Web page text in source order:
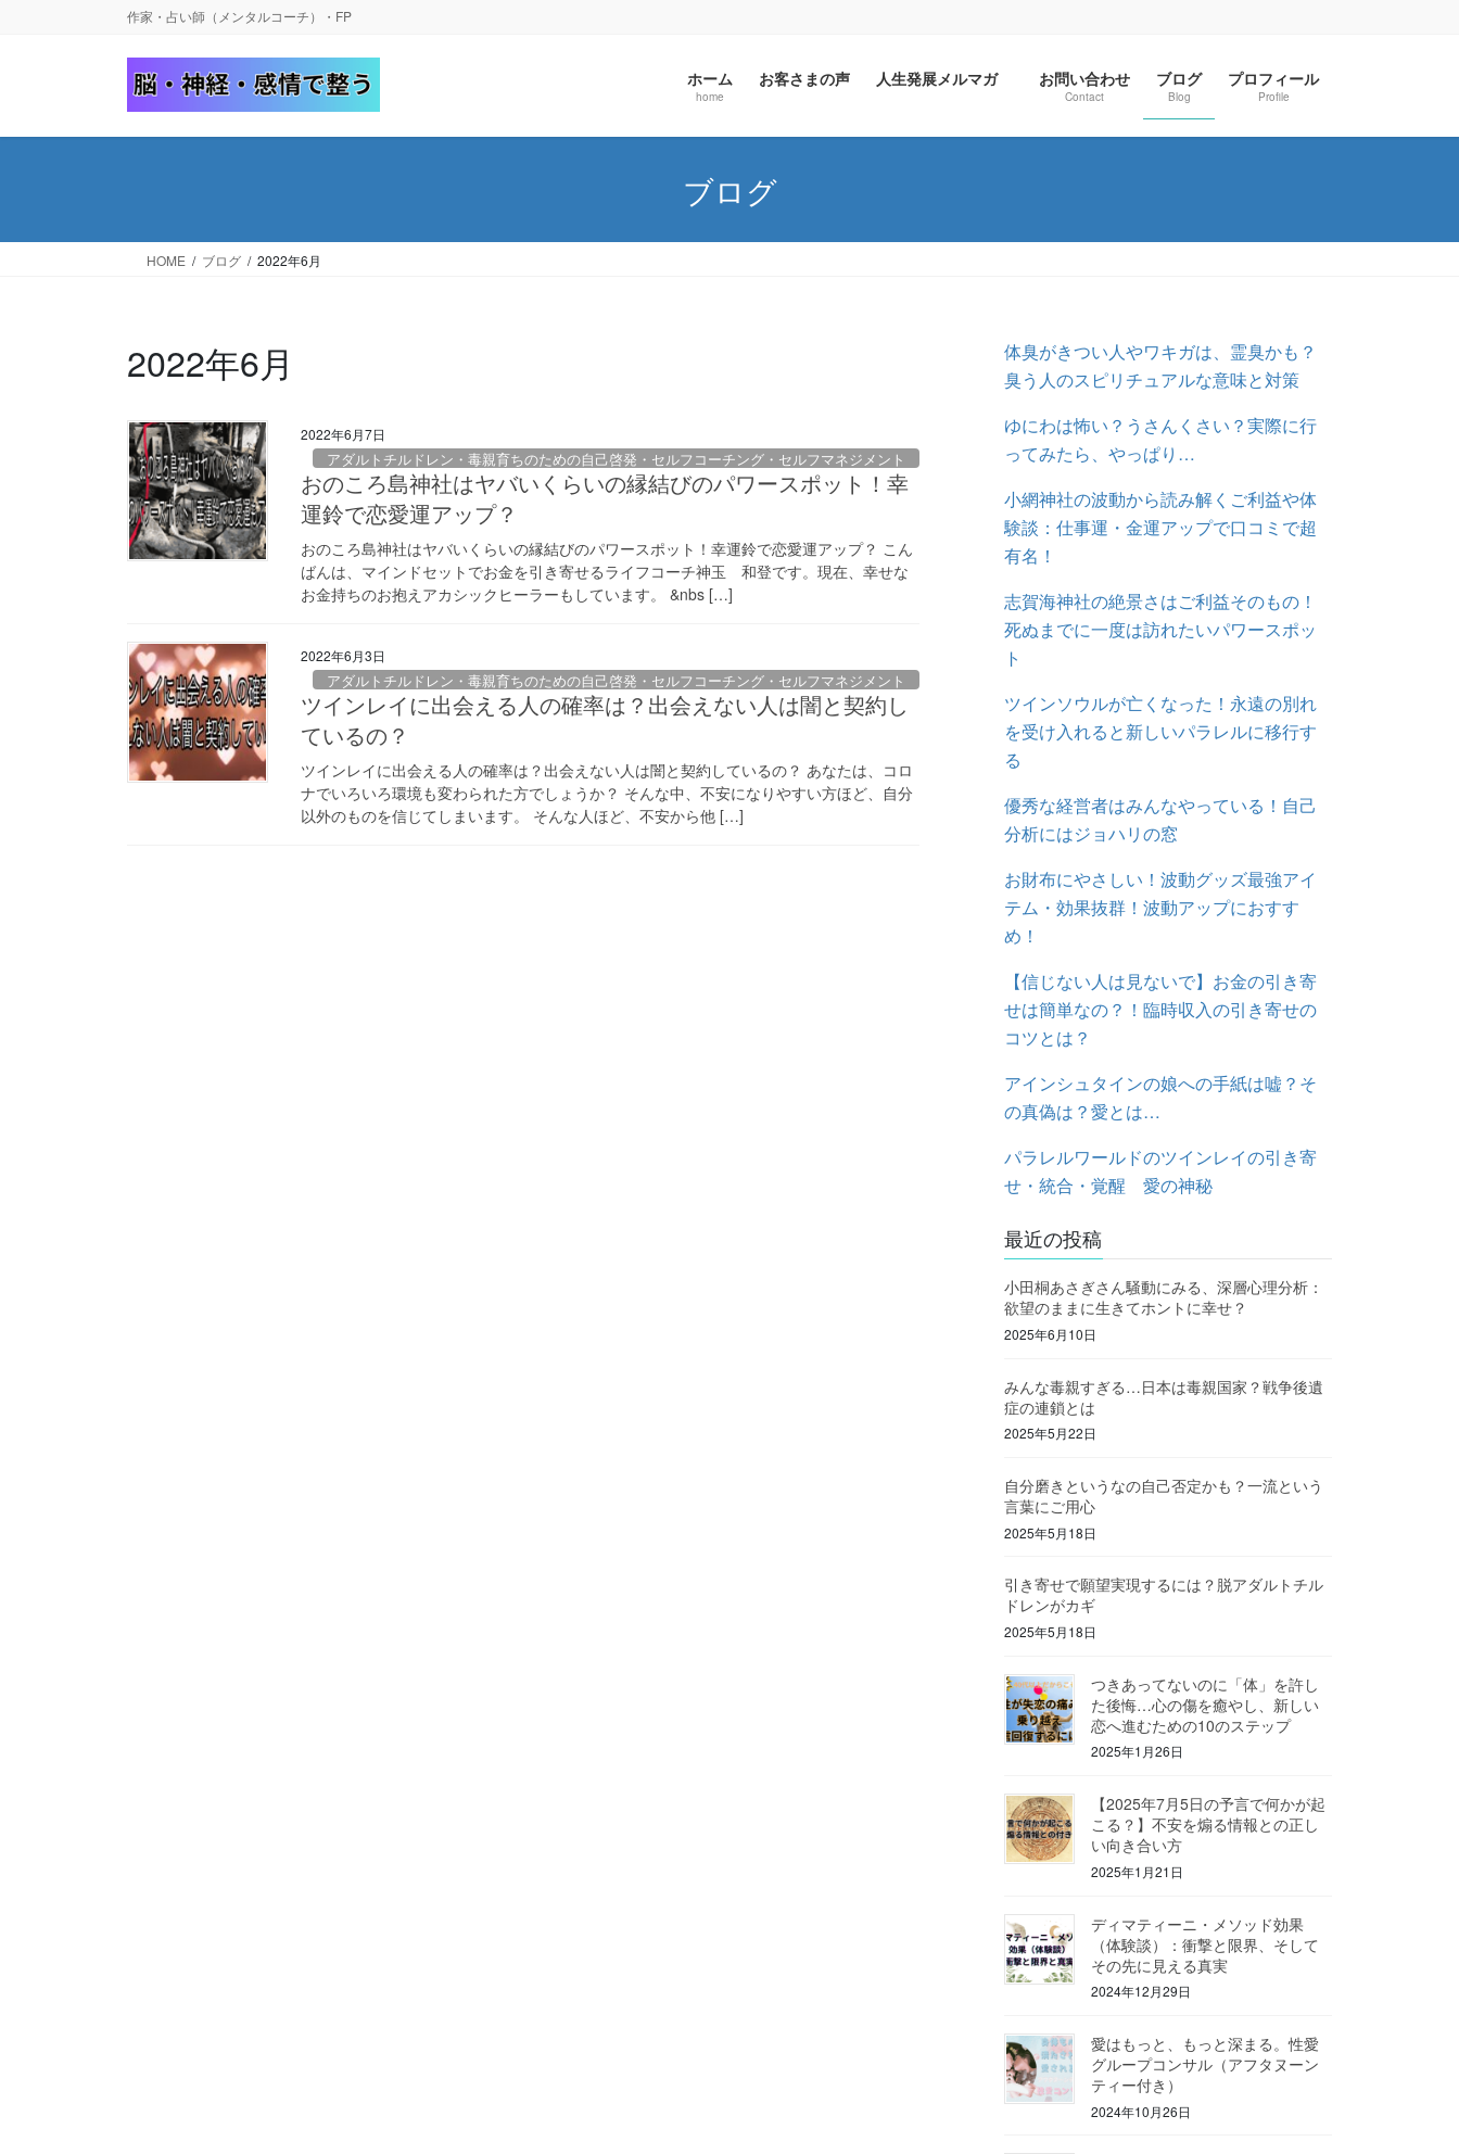
へ
プ
ョ
動
作家・占い師（メンタルコーチ）・FP
ホーム
home
お客さまの声 人生発展メルマガ お問い合わせ
Contact
ブログ
Blog
プロフィール
Profile
ブログ
HOME ブログ 2022年6月
2022年6月
2022年6月7日
アダルトチルドレン・毒親育ちのための自己啓発・セルフコーチング・セルフマネジメント
おのころ島神社はヤバいくらいの縁結びのパワースポット！幸
運鈴で恋愛運アップ？
おのころ島神社はヤバいくらいの縁結びのパワースポット！幸運鈴で恋愛運アップ？ こん
ばんは、マインドセットでお金を引き寄せるライフコーチ神玉 和登です。現在、幸せな
お金持ちのお抱えアカシックヒーラーもしています。 &nbs […]
2022年6月3日
アダルトチルドレン・毒親育ちのための自己啓発・セルフコーチング・セルフマネジメント
ツインレイに出会える人の確率は？出会えない人は闇と契約し
ているの？
ツインレイに出会える人の確率は？出会えない人は闇と契約しているの？ あなたは、コロ
ナでいろいろ環境も変わられた方でしょうか？ そんな中、不安になりやすい方ほど、自分
以外のものを信じてしまいます。 そんな人ほど、不安から他 […]
体臭がきつい人やワキガは、霊臭かも？
臭う人のスピリチュアルな意味と対策
ゆにわは怖い？うさんくさい？実際に行
ってみたら、やっぱり…
小網神社の波動から読み解くご利益や体
験談：仕事運・金運アップで口コミで超
有名！
志賀海神社の絶景さはご利益そのもの！
死ぬまでに一度は訪れたいパワースポッ
ト
ツインソウルが亡くなった！永遠の別れ
を受け入れると新しいパラレルに移行す
る
優秀な経営者はみんなやっている！自己
分析にはジョハリの窓
お財布にやさしい！波動グッズ最強アイ
テム・効果抜群！波動アップにおすす
め！
【信じない人は見ないで】お金の引き寄
せは簡単なの？！臨時収入の引き寄せの
コツとは？
アインシュタインの娘への手紙は嘘？そ
の真偽は？愛とは…
パラレルワールドのツインレイの引き寄
せ・統合・覚醒 愛の神秘
最近の投稿
小田桐あさぎさん騒動にみる、深層心理分析：
欲望のままに生きてホントに幸せ？
2025年6月10日
みんな毒親すぎる…日本は毒親国家？戦争後遺
症の連鎖とは
2025年5月22日
自分磨きというなの自己否定かも？一流という
言葉にご用心
2025年5月18日
引き寄せで願望実現するには？脱アダルトチル
ドレンがカギ
2025年5月18日
つきあってないのに「体」を許し
た後悔…心の傷を癒やし、新しい
恋へ進むための10のステップ
2025年1月26日
【2025年7月5日の予言で何かが起
こる？】不安を煽る情報との正し
い向き合い方
2025年1月21日
ディマティーニ・メソッド効果
（体験談）：衝撃と限界、そして
その先に見える真実
2024年12月29日
愛はもっと、もっと深まる。性愛
グループコンサル（アフタヌーン
ティー付き）
2024年10月26日